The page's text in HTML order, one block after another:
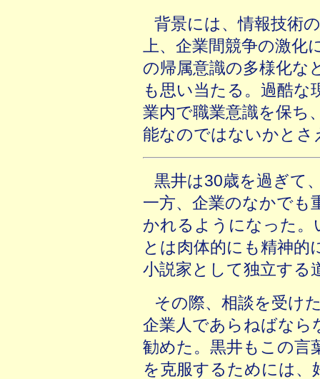
背景には、情報技術
上、企業間競争の激
の帰属意識の多様化な
も思い当たる。過酷な
業内で職業意識を保ち
能なのではないかとさ
黒井は30歳を過ぎて
一方、企業のなかでも
かれるようになった
とは肉体的にも精神的
小説家として独立する
その際、相談を受け
企業人であらねばなら
勧めた。黒井もこの言
を克服するためには